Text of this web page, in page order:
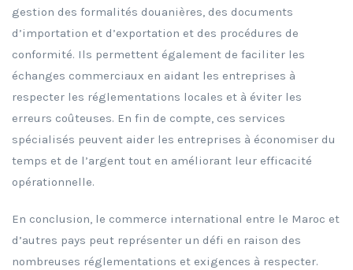
gestion des formalités douanières, des documents
d’importation et d’exportation et des procédures de
conformité. Ils permettent également de faciliter les
échanges commerciaux en aidant les entreprises à
respecter les réglementations locales et à éviter les
erreurs coûteuses. En fin de compte, ces services
spécialisés peuvent aider les entreprises à économiser du
temps et de l’argent tout en améliorant leur efficacité
opérationnelle.
En conclusion, le commerce international entre le Maroc et
d’autres pays peut représenter un défi en raison des
nombreuses réglementations et exigences à respecter.